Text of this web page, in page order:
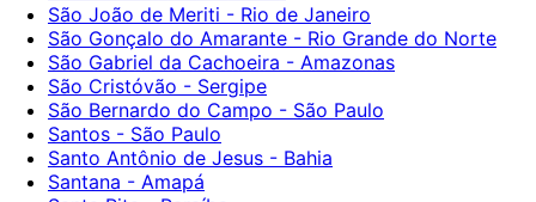
São João de Meriti - Rio de Janeiro
São Gonçalo do Amarante - Rio Grande do Norte
São Gabriel da Cachoeira - Amazonas
São Cristóvão - Sergipe
São Bernardo do Campo - São Paulo
Santos - São Paulo
Santo Antônio de Jesus - Bahia
Santana - Amapá